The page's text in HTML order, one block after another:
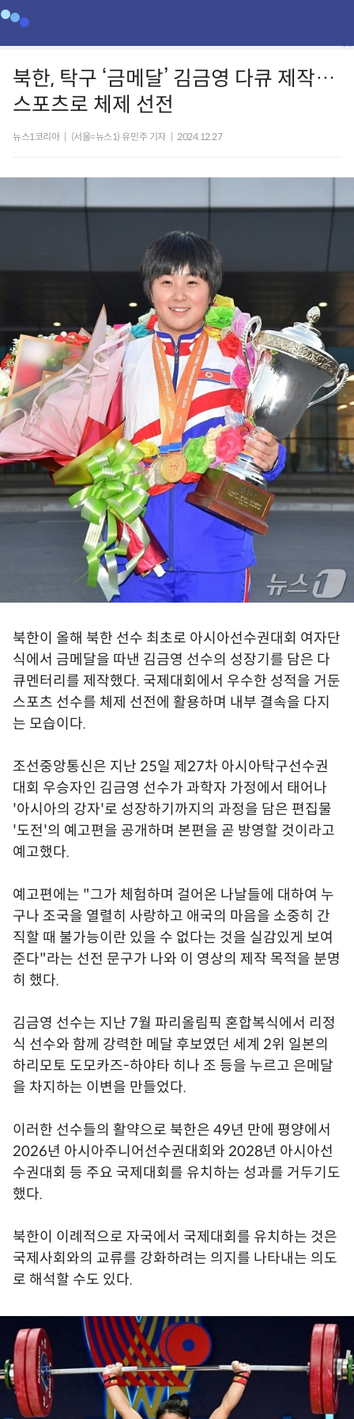
북한, 탁구 ‘금메달’ 김금영 다큐 제작…
스포츠로 체제 선전
뉴스1코리아 (서울=뉴스1) 유민주 기자 2024.12.27
북한이 올해 북한 선수 최초로 아시아선수권대회 여자단
식에서 금메달을 따낸 김금영 선수의 성장기를 담은 다
큐멘터리를 제작했다. 국제대회에서 우수한 성적을 거둔
스포츠 선수를 체제 선전에 활용하며 내부 결속을 다지
는 모습이다.
조선중앙통신은 지난 25일 제27차 아시아탁구선수권
대회 우승자인 김금영 선수가 과학자 가정에서 태어나
'아시아의 강자'로 성장하기까지의 과정을 담은 편집물
'도전'의 예고편을 공개하며 본편을 곧 방영할 것이라고
예고했다.
예고편에는 "그가 체험하며 걸어온 나날들에 대하여 누
구나 조국을 열렬히 사랑하고 애국의 마음을 소중히 간
직할 때 불가능이란 있을 수 없다는 것을 실감있게 보여
준다"라는 선전 문구가 나와 이 영상의 제작 목적을 분명
히 했다.
김금영 선수는 지난 7월 파리올림픽 혼합복식에서 리정
식 선수와 함께 강력한 메달 후보였던 세계 2위 일본의
하리모토 도모카즈-하야타 히나 조 등을 누르고 은메달
을 차지하는 이변을 만들었다.
이러한 선수들의 활약으로 북한은 49년 만에 평양에서
2026년 아시아주니어선수권대회와 2028년 아시아선
수권대회 등 주요 국제대회를 유치하는 성과를 거두기도
했다.
북한이 이례적으로 자국에서 국제대회를 유치하는 것은
국제사회와의 교류를 강화하려는 의지를 나타내는 의도
로 해석할 수도 있다.